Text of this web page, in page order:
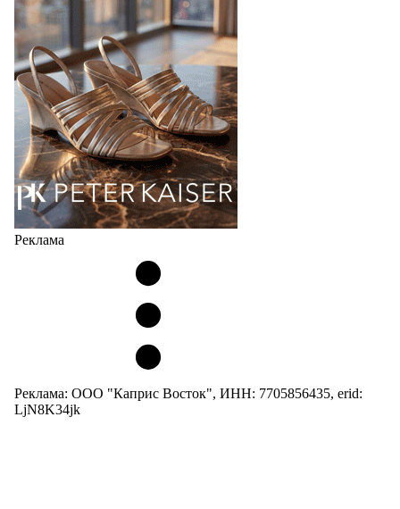
какой будет современная женщина завтра.
Юбилейная коллекция Весна–Лето 2027 открывает
не просто новый сезон, а…
04.08.2026 543
Реклама
Реклама: ООО "Каприс Восток", ИНН: 7705856435, erid:
LjN8K34jk